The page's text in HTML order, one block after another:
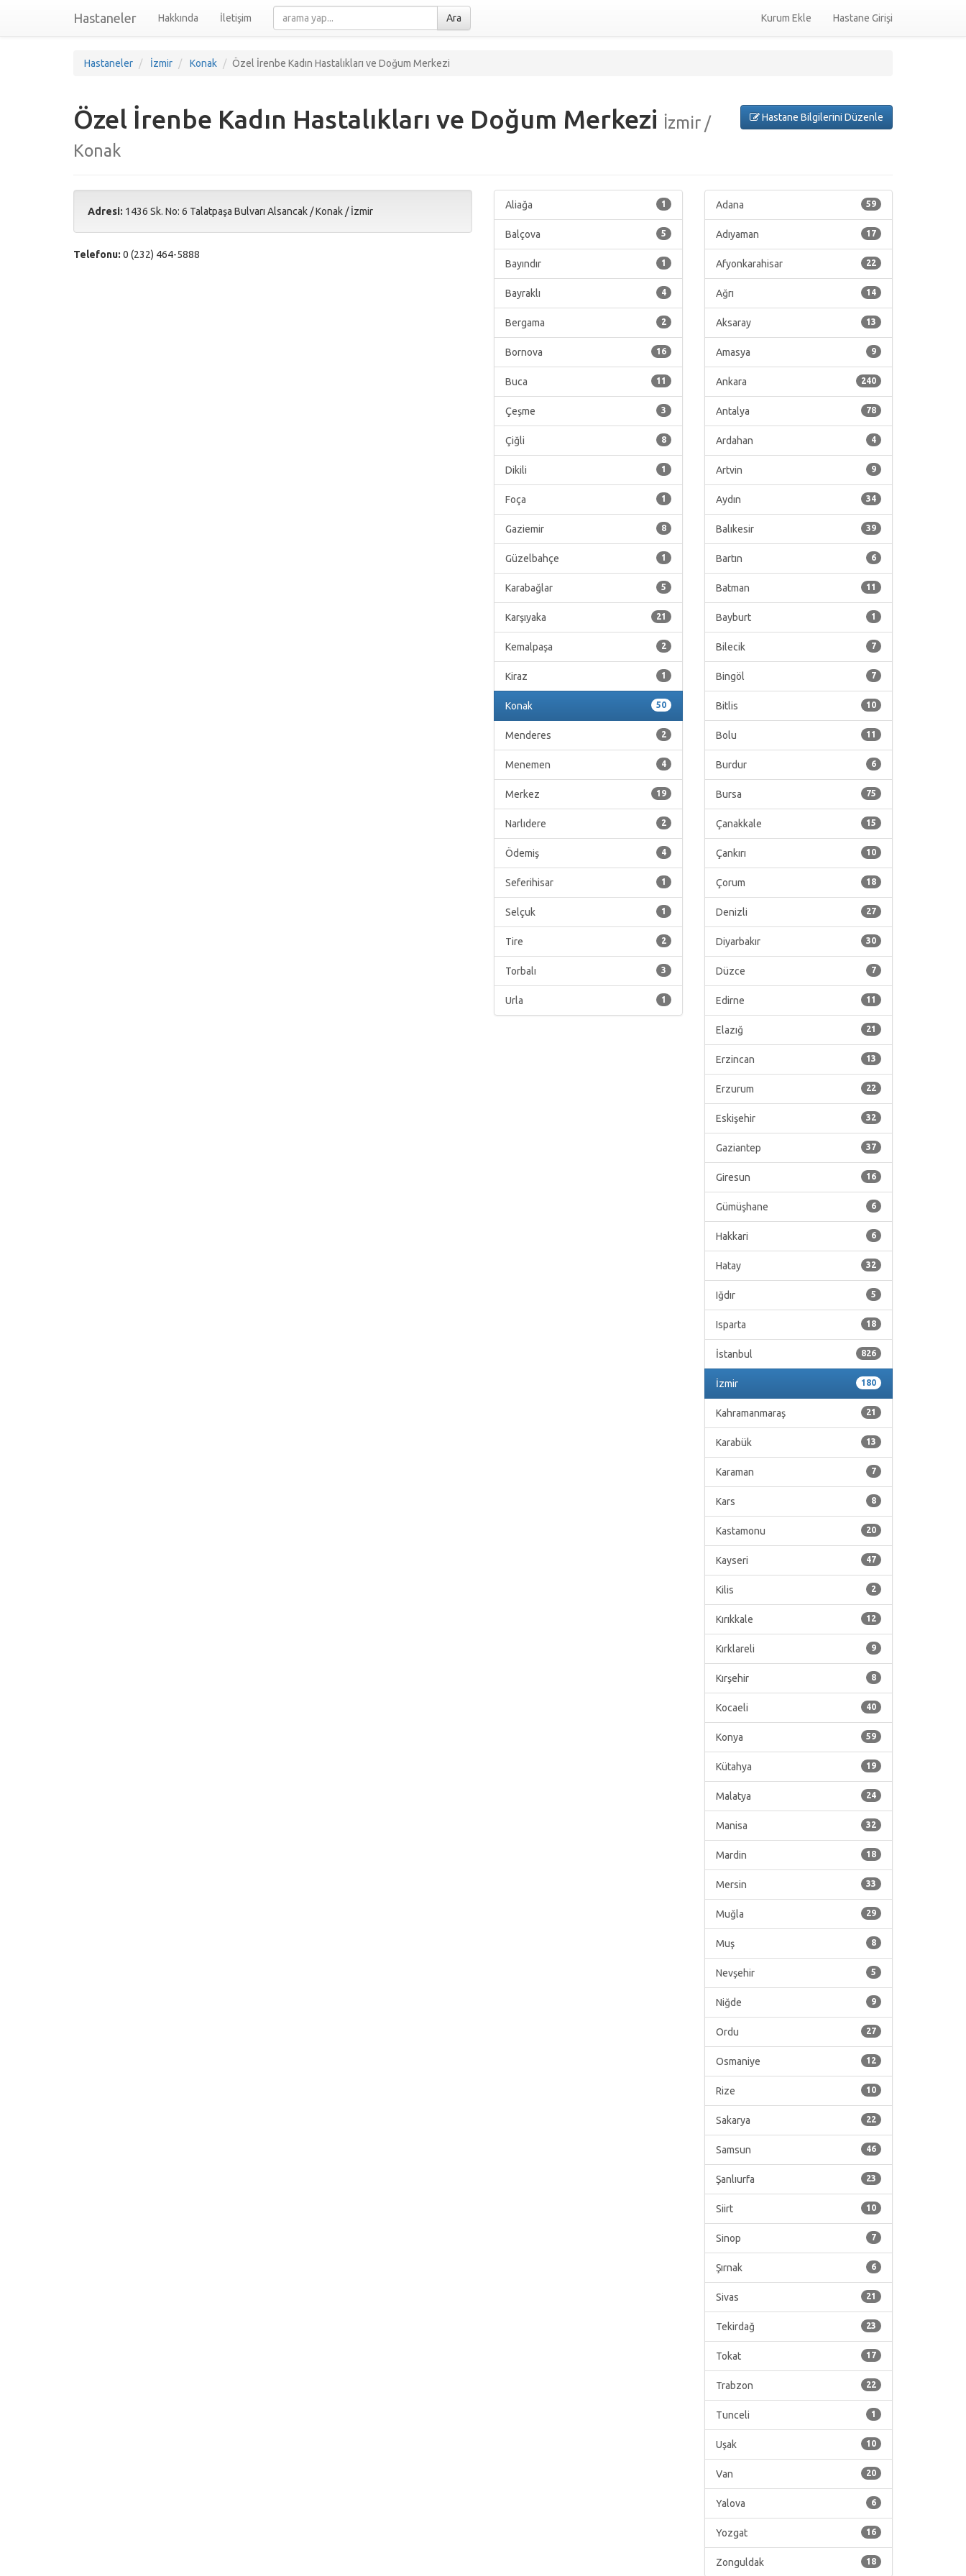
Hastaneler Hakkında İletişim Ara Kurum Ekle Hastane Girişi
Hastaneler İzmir Konak Özel İrenbe Kadın Hastalıkları ve Doğum Merkezi
Hastane Bilgilerini Düzenle
Özel İrenbe Kadın Hastalıkları ve Doğum Merkezi İzmir /
Konak
Adresi: 1436 Sk. No: 6 Talatpaşa Bulvarı Alsancak /Konak /İzmir
Telefonu: 0 (232) 464-5888
1
Aliağa
5
Balçova
1
Bayındır
4
Bayraklı
2
Bergama
16
Bornova
11
Buca
3
Çeşme
8
Çiğli
1
Dikili
1
Foça
8
Gaziemir
1
Güzelbahçe
5
Karabağlar
21
Karşıyaka
2
Kemalpaşa
1
Kiraz
50
Konak
2
Menderes
4
Menemen
19
Merkez
2
Narlıdere
4
Ödemiş
1
Seferihisar
1
Selçuk
2
Tire
3
Torbalı
1
Urla
59
Adana
17
Adıyaman
22
Afyonkarahisar
14
Ağrı
13
Aksaray
9
Amasya
240
Ankara
78
Antalya
4
Ardahan
9
Artvin
34
Aydın
39
Balıkesir
6
Bartın
11
Batman
1
Bayburt
7
Bilecik
7
Bingöl
10
Bitlis
11
Bolu
6
Burdur
75
Bursa
15
Çanakkale
10
Çankırı
18
Çorum
27
Denizli
30
Diyarbakır
7
Düzce
11
Edirne
21
Elazığ
13
Erzincan
22
Erzurum
32
Eskişehir
37
Gaziantep
16
Giresun
6
Gümüşhane
6
Hakkari
32
Hatay
5
Iğdır
18
Isparta
826
İstanbul
180
İzmir
21
Kahramanmaraş
13
Karabük
7
Karaman
8
Kars
20
Kastamonu
47
Kayseri
2
Kilis
12
Kırıkkale
9
Kırklareli
8
Kırşehir
40
Kocaeli
59
Konya
19
Kütahya
24
Malatya
32
Manisa
18
Mardin
33
Mersin
29
Muğla
8
Muş
5
Nevşehir
9
Niğde
27
Ordu
12
Osmaniye
10
Rize
22
Sakarya
46
Samsun
23
Şanlıurfa
10
Siirt
7
Sinop
6
Şırnak
21
Sivas
23
Tekirdağ
17
Tokat
22
Trabzon
1
Tunceli
10
Uşak
20
Van
6
Yalova
16
Yozgat
18
Zonguldak